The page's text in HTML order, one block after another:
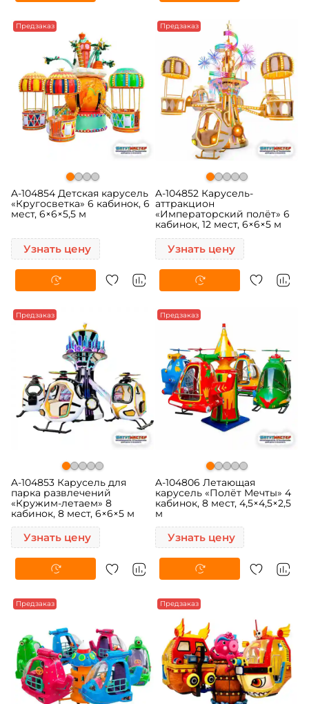
Предзаказ
A-104854 Детская карусель
«Кругосветка» 6 кабинок, 6
мест, 6×6×5,5 м
Узнать цену
Предзаказ
A-104852 Карусель-
аттракцион
«Императорский полёт» 6
кабинок, 12 мест, 6×6×5 м
Узнать цену
Предзаказ
A-104853 Карусель для
парка развлечений
«Кружим-летаем» 8
кабинок, 8 мест, 6×6×5 м
Узнать цену
Предзаказ
A-104806 Летающая
карусель «Полёт Мечты» 4
кабинок, 8 мест, 4,5×4,5×2,5
м
Узнать цену
Предзаказ Предзаказ